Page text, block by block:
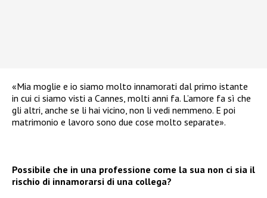
«Mia moglie e io siamo molto innamorati dal primo istante
in cui ci siamo visti a Cannes, molti anni fa. L’amore fa sì che
gli altri, anche se li hai vicino, non li vedi nemmeno. E poi
matrimonio e lavoro sono due cose molto separate».
Possibile che in una professione come la sua non ci sia il
rischio di innamorarsi di una collega?